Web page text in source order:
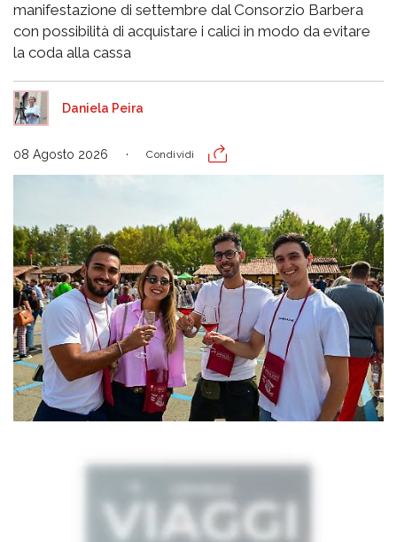
manifestazione di settembre dal Consorzio Barbera
con possibilità di acquistare i calici in modo da evitare
la coda alla cassa
Daniela Peira
08 Agosto 2026 Condividi